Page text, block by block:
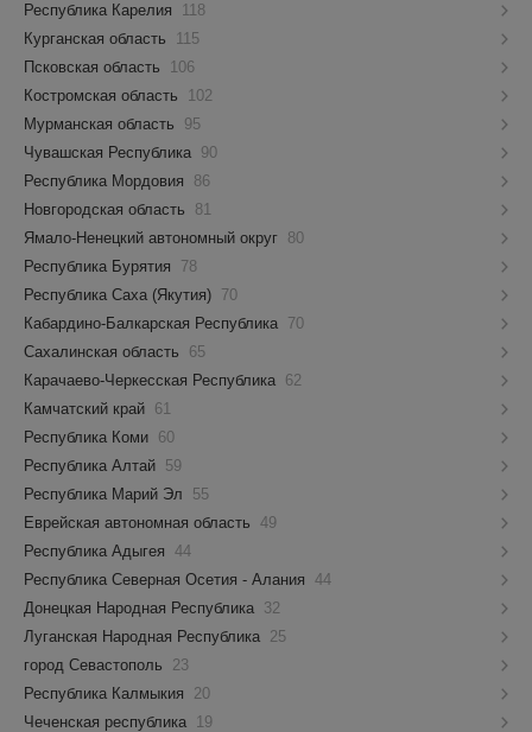
Республика Карелия
118
Курганская область
115
Псковская область
106
Костромская область
102
Мурманская область
95
Чувашская Республика 90
Республика Мордовия
86
Новгородская область
81
Ямало-Ненецкий автономный округ 80
Республика Бурятия
78
Республика Саха (Якутия) 70
Кабардино-Балкарская Республика 70
Сахалинская область
65
Карачаево-Черкесская Республика 62
Камчатский край 61
Республика Коми 60
Республика Алтай 59
Республика Марий Эл
55
Еврейская автономная область 49
Республика Адыгея 44
Республика Северная Осетия - Алания 44
Донецкая Народная Республика 32
Луганская Народная Республика 25
город Севастополь
23
Республика Калмыкия
20
Чеченская республика 19